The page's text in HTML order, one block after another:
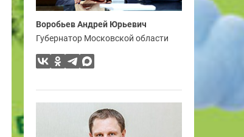
Воробьев Андрей Юрьевич
Губернатор Московской области